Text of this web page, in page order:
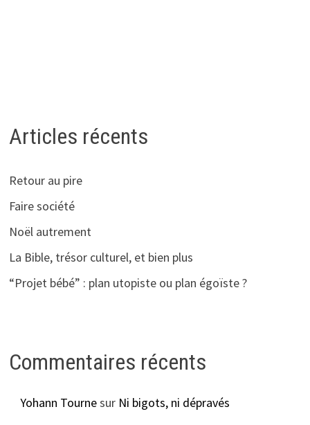
Articles récents
Retour au pire
Faire société
Noël autrement
La Bible, trésor culturel, et bien plus
“Projet bébé” : plan utopiste ou plan égoïste ?
Commentaires récents
Yohann Tournesur Ni bigots, ni dépravés